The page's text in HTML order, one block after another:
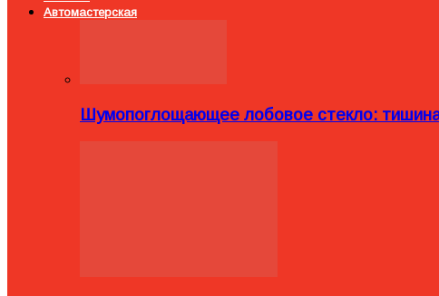
Автомастерская
Шумопоглощающее лобовое стекло: